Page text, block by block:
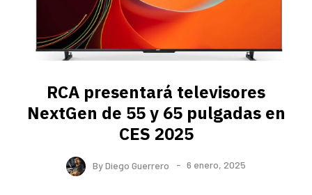
RCA presentará televisores
NextGen de 55 y 65 pulgadas en
CES 2025
ByDiego Guerrero 6 enero, 2025